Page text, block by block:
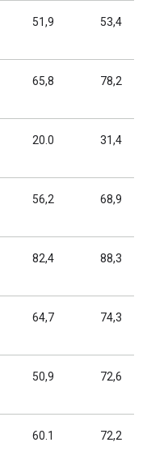
51,9 53,4
65,8 78,2
20.0 31,4
56,2 68,9
82,4 88,3
64,7 74,3
50,9 72,6
60.1 72,2